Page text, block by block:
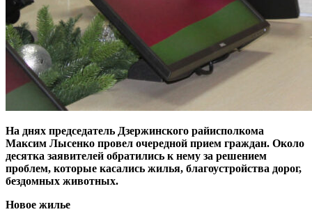
На днях председатель Дзержинского райисполкома
Максим Лысенко провел очередной прием граждан. Около
десятка заявителей обратились к нему за решением
проблем, которые касались жилья, благоустройства дорог,
бездомных животных.
Новое жилье